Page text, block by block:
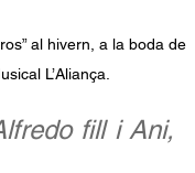
al hivern, a la boda de
L’Aliança.
fill i Ani,